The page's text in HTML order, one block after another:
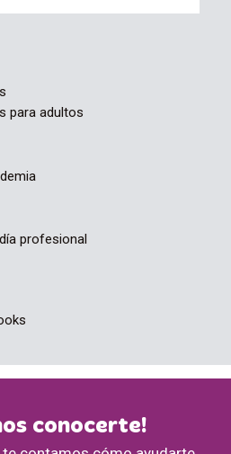
para adultos
profesional
conocerte!